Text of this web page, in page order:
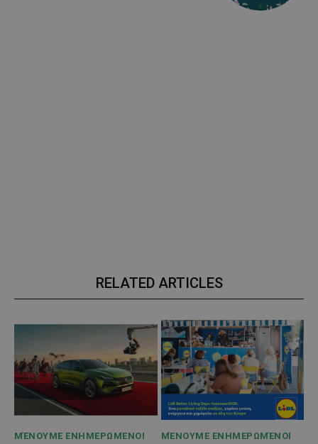
RELATED ARTICLES
ΜΈΝΟΥΜΕ ΕΝΗΜΕΡΩΜΈΝΟΙ ΜΈΝΟΥΜΕ ΕΝΗΜΕΡΩΜΈΝΟΙ